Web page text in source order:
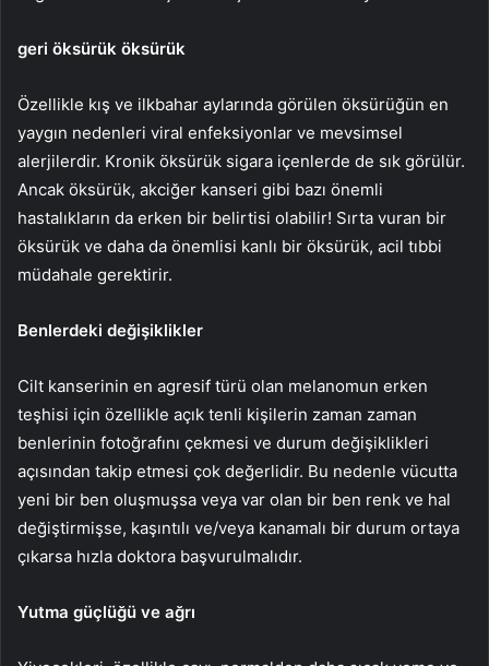
geri öksürük öksürük
Özellikle kış ve ilkbahar aylarında görülen öksürüğün en
yaygın nedenleri viral enfeksiyonlar ve mevsimsel
alerjilerdir. Kronik öksürük sigara içenlerde de sık görülür.
Ancak öksürük, akciğer kanseri gibi bazı önemli
hastalıkların da erken bir belirtisi olabilir! Sırta vuran bir
öksürük ve daha da önemlisi kanlı bir öksürük, acil tıbbi
müdahale gerektirir.
Benlerdeki değişiklikler
Cilt kanserinin en agresif türü olan melanomun erken
teşhisi için özellikle açık tenli kişilerin zaman zaman
benlerinin fotoğrafını çekmesi ve durum değişiklikleri
açısından takip etmesi çok değerlidir. Bu nedenle vücutta
yeni bir ben oluşmuşsa veya var olan bir ben renk ve hal
değiştirmişse, kaşıntılı ve/veya kanamalı bir durum ortaya
çıkarsa hızla doktora başvurulmalıdır.
Yutma güçlüğü ve ağrı